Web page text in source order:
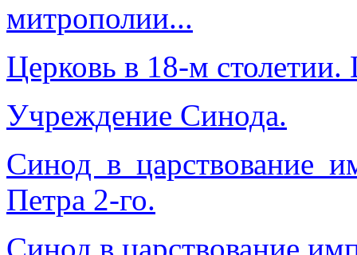
митрополии...
Церковь в 18-м столетии.
Учреждение Синода.
Синод в царствование
Петра 2-го.